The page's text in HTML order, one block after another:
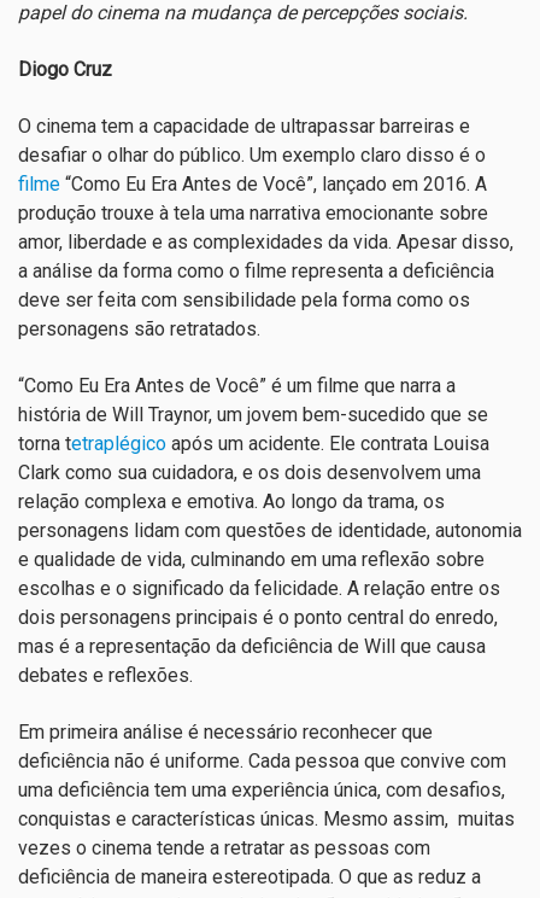
papel do cinema na mudança de percepções sociais.
Diogo Cruz
O cinema tem a capacidade de ultrapassar barreiras e
desafiar o olhar do público. Um exemplo claro disso é o
filme “Como Eu Era Antes de Você”, lançado em 2016. A
produção trouxe à tela uma narrativa emocionante sobre
amor, liberdade e as complexidades da vida. Apesar disso,
a análise da forma como o filme representa a deficiência
deve ser feita com sensibilidade pela forma como os
personagens são retratados.
“Como Eu Era Antes de Você” é um filme que narra a
história de Will Traynor, um jovem bem-sucedido que se
torna tetraplégico após um acidente. Ele contrata Louisa
Clark como sua cuidadora, e os dois desenvolvem uma
relação complexa e emotiva. Ao longo da trama, os
personagens lidam com questões de identidade, autonomia
e qualidade de vida, culminando em uma reflexão sobre
escolhas e o significado da felicidade. A relação entre os
dois personagens principais é o ponto central do enredo,
mas é a representação da deficiência de Will que causa
debates e reflexões.
Em primeira análise é necessário reconhecer que
deficiência não é uniforme. Cada pessoa que convive com
uma deficiência tem uma experiência única, com desafios,
conquistas e características únicas. Mesmo assim, muitas
vezes o cinema tende a retratar as pessoas com
deficiência de maneira estereotipada. O que as reduz a